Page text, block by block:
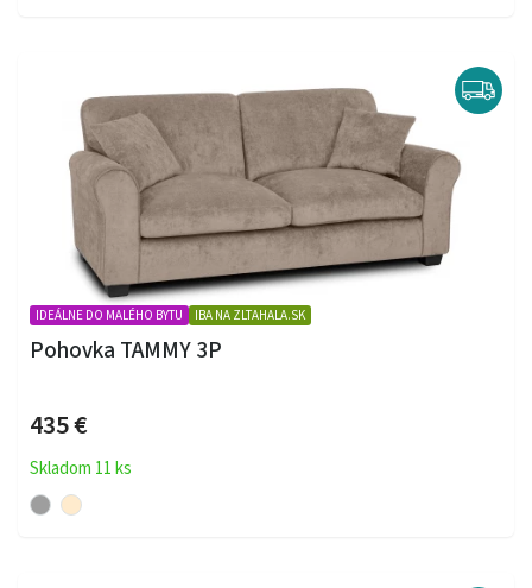
IDEÁLNE DO MALÉHO BYTU IBA NA ZLTAHALA.SK
Pohovka TAMMY 3P
435 €
Skladom 11 ks